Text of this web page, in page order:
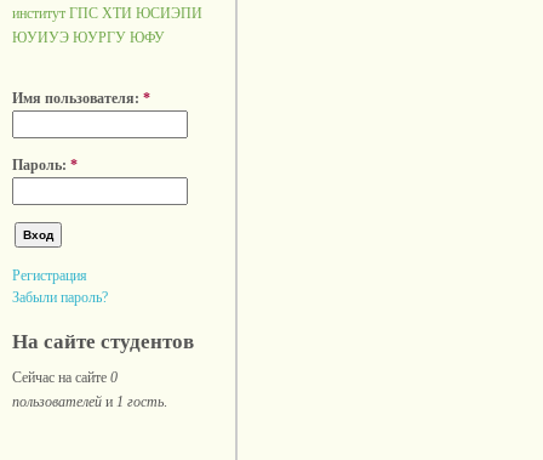
институт ГПС ХТИ ЮСИЭПИ
ЮУИУЭ ЮУРГУ ЮФУ
Имя пользователя: *
Пароль: *
Регистрация
Забыли пароль?
На сайте студентов
Сейчас на сайте 0
пользователей и 1 гость